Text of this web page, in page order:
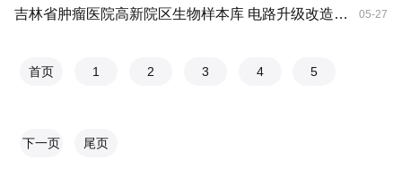
吉林省肿瘤医院高新院区生物样本库 电路升级改造项目更正公告 05-27
首页 1 2 3 4 5
下一页 尾页